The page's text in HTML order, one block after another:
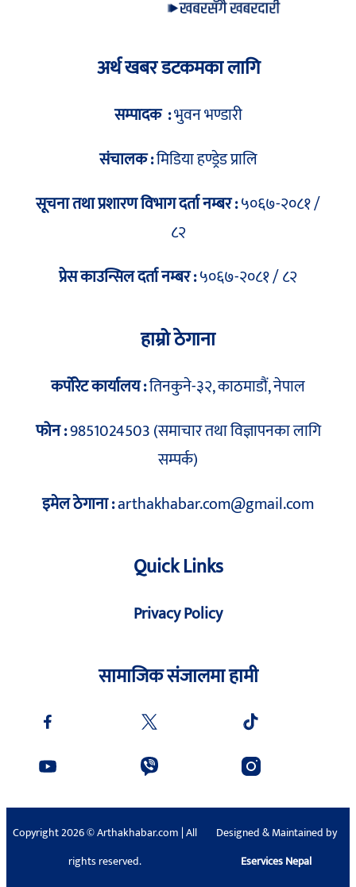
अर्थ खबर डटकमका लागि
सम्पादक :भुवन भण्डारी
संचालक :मिडिया हण्ड्रेड प्रालि
सूचना तथा प्रशारण विभाग दर्ता नम्बर :५०६७-२०८१ /
८२
प्रेस काउन्सिल दर्ता नम्बर :५०६७-२०८१ / ८२
हाम्रो ठेगाना
कर्पोरेट कार्यालय :तिनकुने-३२, काठमाडौं, नेपाल
फोन :9851024503 (समाचार तथा विज्ञापनका लागि
सम्पर्क)
इमेल ठेगाना :arthakhabar.com@gmail.com
Quick Links
Privacy Policy
सामाजिक संजालमा हामी
Copyright 2026 © Arthakhabar.com | All
rights reserved.
Designed & Maintained by
Eservices Nepal